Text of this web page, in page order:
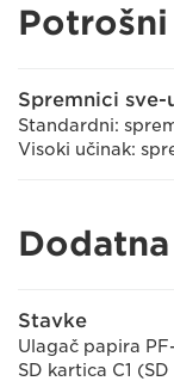
Spremnici sve-
Standardni:
Visoki učinak:
Stavke
Ulagač papira
SD kartica C1